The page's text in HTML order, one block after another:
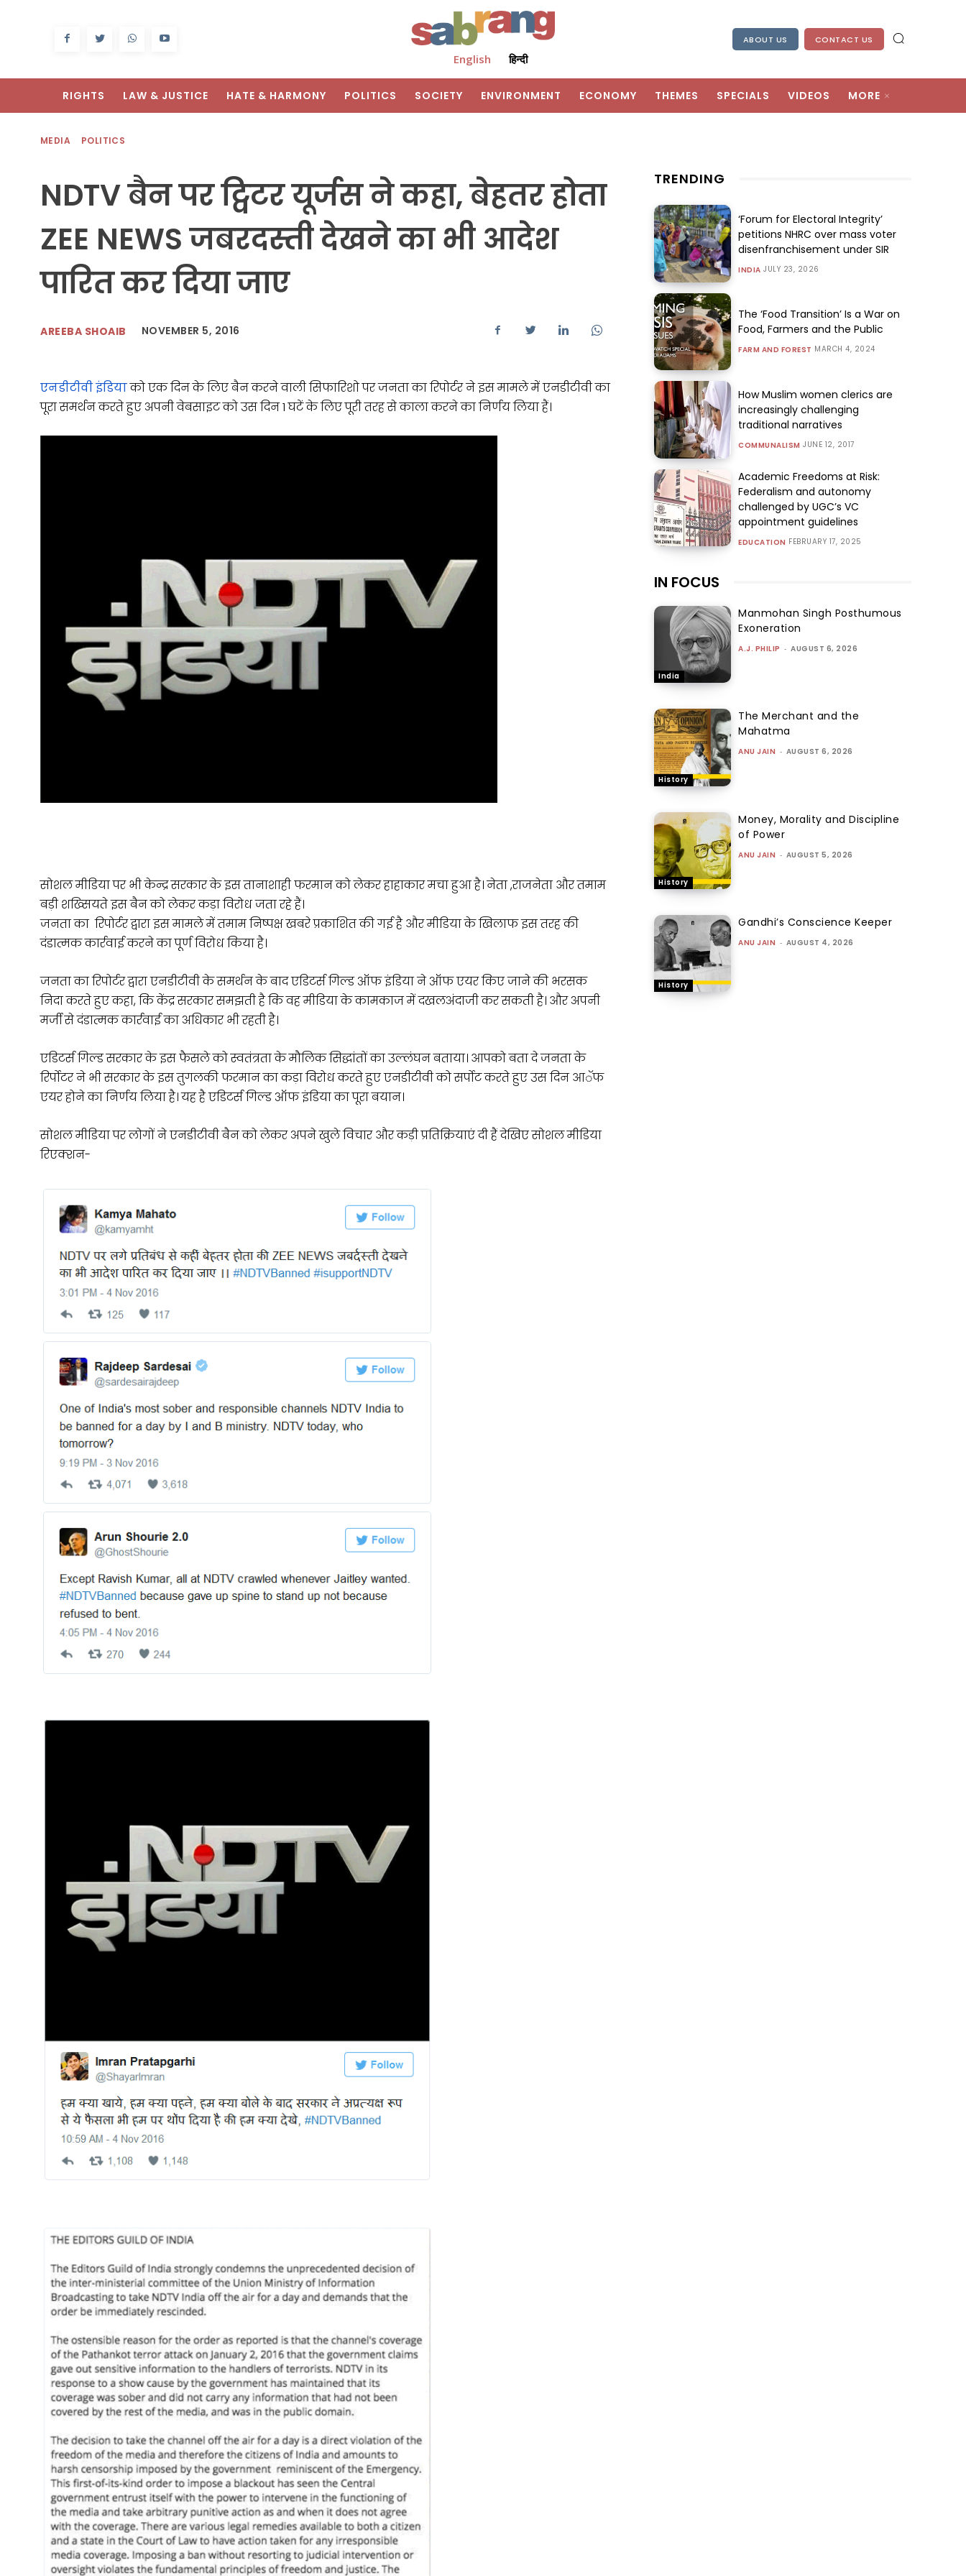
English हिन्दी
ABOUT US CONTACT US
RIGHTS LAW & JUSTICE HATE & HARMONY POLITICS SOCIETY ENVIRONMENT ECONOMY THEMES SPECIALS VIDEOS MORE
MEDIA POLITICS
NDTV बैन पर ट्विटर यूर्जस ने कहा, बेहतर होता
ZEE NEWS जबरदस्ती देखने का भी आदेश
पारित कर दिया जाए
AREEBA SHOAIB NOVEMBER 5, 2016
एनडीटीवी इंडियाको एक दिन के लिए बैन करने वाली सिफारिशो पर जनता का रिपोर्टर ने इस मामले में एनडीटीवी का
पूरा समर्थन करते हुए अपनी वेबसाइट को उस दिन 1 घटें के लिए पूरी तरह से काला करने का निर्णय लिया हैं।
सोशल मीडिया पर भी केन्द्र सरकार के इस तानाशाही फरमान को लेकर हाहाकार मचा हुआ है। नेता ,राजनेता और तमाम
बड़ी शख्सियते इस बैन को लेकर कड़ा विरोध जता रहे हैं।
जनता का रिपोर्टर द्वारा इस मामले में तमाम निष्पक्ष खबरे प्रकाशित की गई है और मीडिया के खिलाफ इस तरह की
दंडात्मक कार्रवाई करने का पूर्ण विरोध किया है।
जनता का रिपोर्टर द्वारा एनडीटीवी के समर्थन के बाद एडिटर्स गिल्ड ऑफ इंडिया ने ऑफ एयर किए जाने की भरसक
निदा करते हुए कहा, कि केंद्र सरकार समझती है कि वह मीडिया के कामकाज में दखलअंदाजी कर सकती है। और अपनी
मर्जी से दंडात्मक कार्रवाई का अधिकार भी रहती है।
एडिटर्स गिल्ड सरकार के इस फैसले को स्वतंत्रता के मौलिक सिद्धांतों का उल्लंघन बताया। आपको बता दे जनता के
रिर्पोटर ने भी सरकार के इस तुगलकी फरमान का कड़ा विरोध करते हुए एनडीटीवी को सर्पोट करते हुए उस दिन आॅफ
एयर होने का निर्णय लिया है। यह है एडिटर्स गिल्ड ऑफ इंडिया का पूरा बयान।
सोशल मीडिया पर लोगों ने एनडीटीवी बैन को लेकर अपने खुले विचार और कड़ी प्रतिक्रियाएं दी हैं देखिए सोशल मीडिया
रिएक्शन-
TRENDING
‘Forum for Electoral Integrity’
petitions NHRC over mass voter
disenfranchisement under SIR
INDIA JULY 23, 2026
The ‘Food Transition’ Is a War on
Food, Farmers and the Public
FARM AND FOREST MARCH 4, 2024
How Muslim women clerics are
increasingly challenging
traditional narratives
COMMUNALISM JUNE 12, 2017
Academic Freedoms at Risk:
Federalism and autonomy
challenged by UGC’s VC
appointment guidelines
EDUCATION FEBRUARY 17, 2025
IN FOCUS
India
Manmohan Singh Posthumous
Exoneration
A.J. PHILIP - AUGUST 6, 2026
History
The Merchant and the
Mahatma
ANU JAIN - AUGUST 6, 2026
History
Money, Morality and Discipline
of Power
ANU JAIN - AUGUST 5, 2026
History
Gandhi’s Conscience Keeper
ANU JAIN - AUGUST 4, 2026